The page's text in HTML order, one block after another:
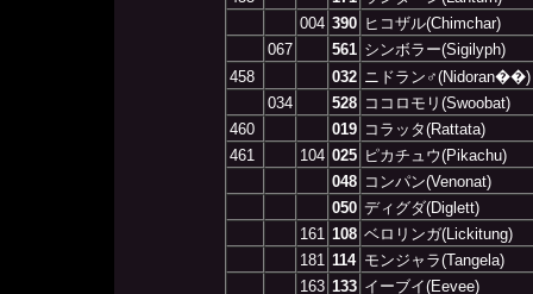
004 390 ヒコザル(Chimchar)
067
561 シンボラー(Sigilyph)
458
032 ニドラン♂(Nidoran��)
034
528 ココロモリ(Swoobat)
460
019 コラッタ(Rattata)
461
104 025 ピカチュウ(Pikachu)
048 コンパン(Venonat)
050 ディグダ(Diglett)
161 108 ベロリンガ(Lickitung)
181 114 モンジャラ(Tangela)
163 133 イーブイ(Eevee)